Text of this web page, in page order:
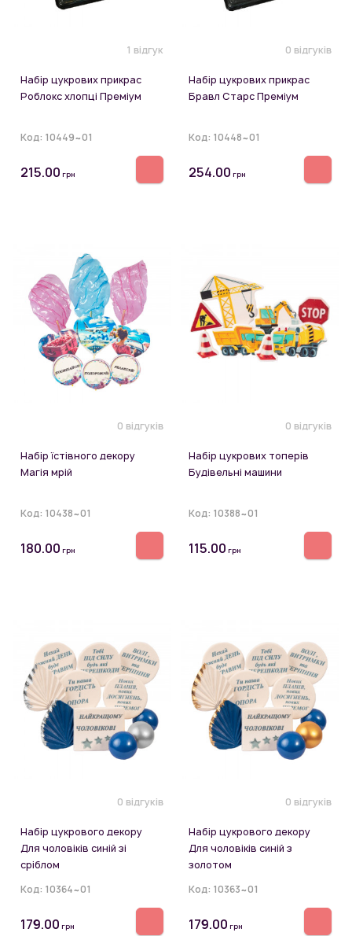
1 відгук
Набір цукрових прикрас
Роблокс хлопці Преміум
Код: 10449~01
215.00 грн
0 відгуків
Набір цукрових прикрас
Бравл Старс Преміум
Код: 10448~01
254.00 грн
0 відгуків
Набір їстівного декору
Магія мрій
Код: 10438~01
180.00 грн
0 відгуків
Набір цукрових топерів
Будівельні машини
Код: 10388~01
115.00 грн
0 відгуків
Набір цукрового декору
Для чоловіків синій зі
сріблом
Код: 10364~01
179.00 грн
0 відгуків
Набір цукрового декору
Для чоловіків синій з
золотом
Код: 10363~01
179.00 грн